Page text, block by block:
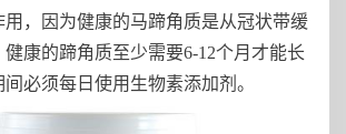
，因为健康的马蹄角质是从冠状带缓
康的蹄角质至少需要6-12个月才能长
必须每日使用生物素添加剂。